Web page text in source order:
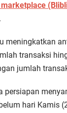
meningkatkan
transaksi
jumlah
persiapan
hari Kamis